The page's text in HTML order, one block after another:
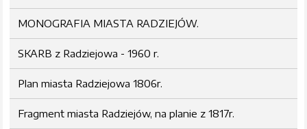
MONOGRAFIA MIASTA RADZIEJÓW.
SKARB z Radziejowa - 1960 r.
Plan miasta Radziejowa 1806r.
Fragment miasta Radziejów, na planie z 1817r.